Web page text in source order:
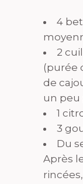
4
2
(purée
de
un peu
1
3
Du
Après